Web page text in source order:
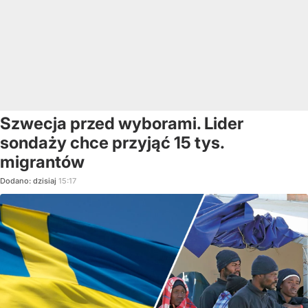
Szwecja przed wyborami. Lider
sondaży chce przyjąć 15 tys.
migrantów
Dodano: dzisiaj 15:17